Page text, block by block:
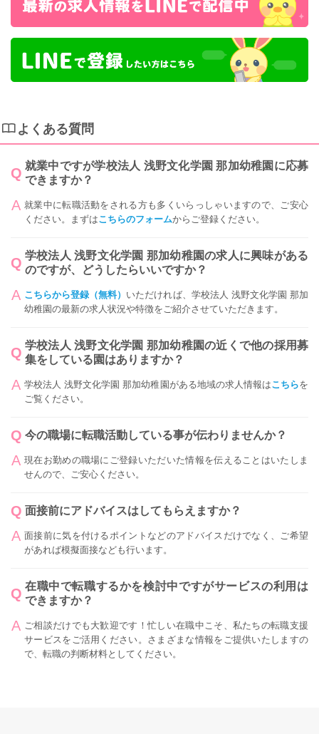
よくある質問
就業中ですが学校法人 浅野文化学園 那加幼稚園に応募
できますか？
就業中に転職活動をされる方も多くいらっしゃいますので、ご安心
ください。まずはこちらのフォームからご登録ください。
学校法人 浅野文化学園 那加幼稚園の求人に興味がある
のですが、どうしたらいいですか？
こちらから登録（無料） いただければ、学校法人 浅野文化学園 那加
幼稚園の最新の求人状況や特徴をご紹介させていただきます。
学校法人 浅野文化学園 那加幼稚園の近くで他の採用募
集をしている園はありますか？
学校法人 浅野文化学園 那加幼稚園がある地域の求人情報はこちらを
ご覧ください。
今の職場に転職活動している事が伝わりませんか？
現在お勤めの職場にご登録いただいた情報を伝えることはいたしま
せんので、ご安心ください。
面接前にアドバイスはしてもらえますか？
面接前に気を付けるポイントなどのアドバイスだけでなく、ご希望
があれば模擬面接なども行います。
在職中で転職するかを検討中ですがサービスの利用は
できますか？
ご相談だけでも大歓迎です！忙しい在職中こそ、私たちの転職支援
サービスをご活用ください。さまざまな情報をご提供いたしますの
で、転職の判断材料としてください。